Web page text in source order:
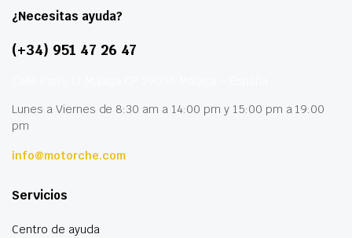
¿Necesitas ayuda?
(+34) 951 47 26 47
Lunes a Viernes de 8:30 am a 14:00 pm y 15:00 pm a 19:00
pm
info@motorche.com
Servicios
Centro de ayuda